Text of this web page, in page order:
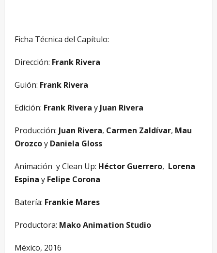
Ficha Técnica del Capítulo:
Dirección: Frank Rivera
Guión: Frank Rivera
Edición: Frank Rivera yJuan Rivera
Producción: Juan Rivera, Carmen Zaldívar, Mau
Orozcoy Daniela Gloss
Animación y Clean Up: Héctor Guerrero, Lorena
Espina y Felipe Corona
Batería: Frankie Mares
Productora: Mako Animation Studio
México, 2016